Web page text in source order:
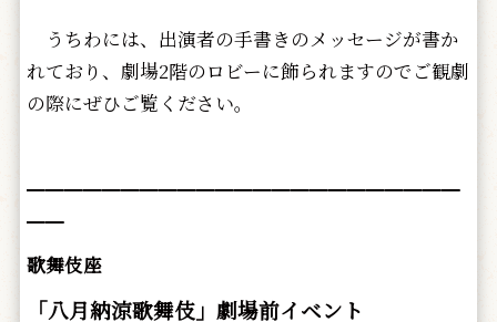
うちわには、出演者の手書きのメッセージが書か
れており、劇場2階のロビーに飾られますのでご観劇
の際にぜひご覧ください。
━━━━━━━━━━━━━━━━━━━━━━━
━━
歌舞伎座
「八月納涼歌舞伎」劇場前イベント